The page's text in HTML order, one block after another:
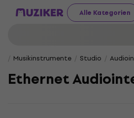
Alle Kategorien
Musikinstrumente Studio
Ethernet